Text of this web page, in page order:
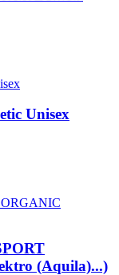
Unisex
(Aquila)...)